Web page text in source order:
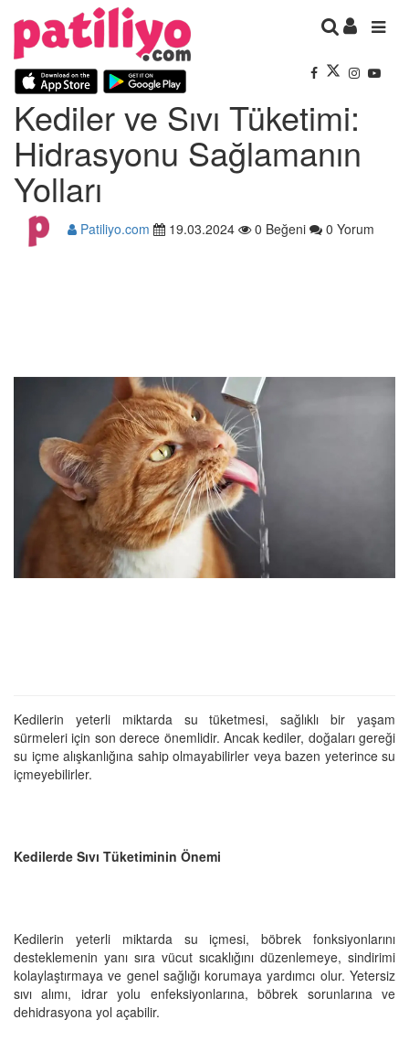
Kediler ve Sıvı Tüketimi:
Hidrasyonu Sağlamanın
Yolları
Patiliyo.com 19.03.2024 0 Beğeni 0 Yorum
Kedilerin yeterli miktarda su tüketmesi, sağlıklı bir yaşam
sürmeleri için son derece önemlidir. Ancak kediler, doğaları gereği
su içme alışkanlığına sahip olmayabilirler veya bazen yeterince su
içmeyebilirler.
Kedilerde Sıvı Tüketiminin Önemi
Kedilerin yeterli miktarda su içmesi, böbrek fonksiyonlarını
desteklemenin yanı sıra vücut sıcaklığını düzenlemeye, sindirimi
kolaylaştırmaya ve genel sağlığı korumaya yardımcı olur. Yetersiz
sıvı alımı, idrar yolu enfeksiyonlarına, böbrek sorunlarına ve
dehidrasyona yol açabilir.